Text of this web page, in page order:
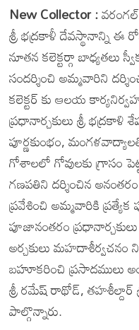
New Collector :
శ్రీ భద్రకాళీ దేవస్థానాన్ని
నూతన కలెక్టర్గా
సందర్శించి అమ్మవారిని
కలెక్టర్ కు ఆలయ
ప్రధానార్చకులు శ్రీ భద్రకాళి
పూర్ణకుంభం,
గోశాలలో గోవులకు గ్రాసం
గణపతిని దర్శించిన
ప్రవేశించి అమ్మవారికి
పూజానంతరం
అర్చకులు మహదాశీర్వచనం
బహూకరించి ప్రసాదములు
శ్రీ రమేష్ రాథోడ్, తహశీల్దార్
పాల్గొన్నారు.